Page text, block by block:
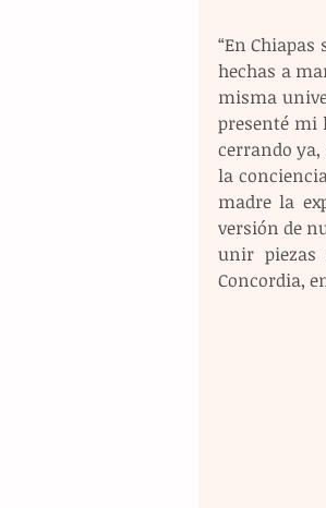
“En
hechas a
misma
presenté mi
cerrando
la
madre la
versión de
unir piezas
Concordia,